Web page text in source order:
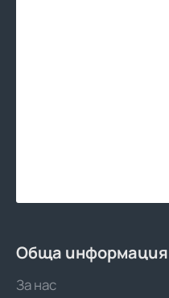
Обща информация
За нас